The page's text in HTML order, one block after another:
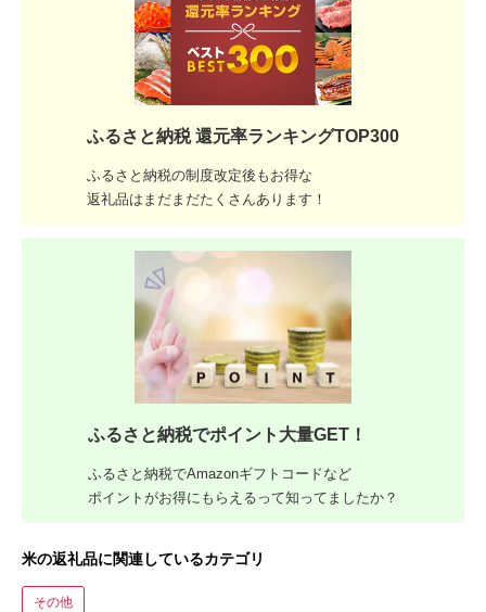
ふるさと納税 還元率ランキングTOP300
ふるさと納税の制度改定後もお得な
返礼品はまだまだたくさんあります！
ふるさと納税でポイント大量GET！
ふるさと納税でAmazonギフトコードなど
ポイントがお得にもらえるって知ってましたか？
米の返礼品に関連しているカテゴリ
その他